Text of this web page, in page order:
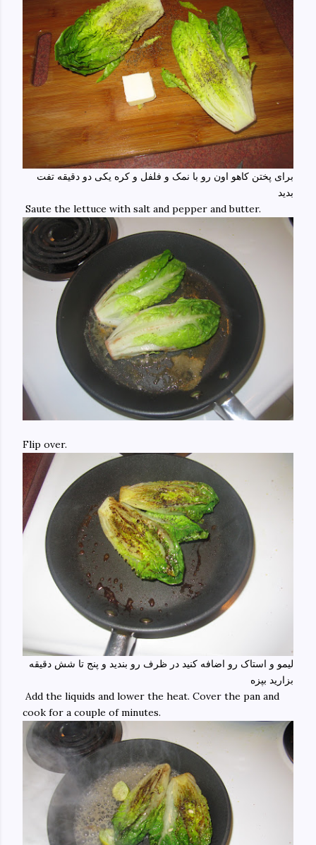
برای پختن کاهو اون رو با نمک و فلفل و کره یکی دو دقیقه تفت
بدید
Saute the lettuce with salt and pepper and butter.
Flip over.
لیمو و استاک رو اضافه کنید در ظرف رو بندید و پنج تا شش دقیقه
بزارید بپزه
Add the liquids and lower the heat. Cover the pan and
cook for a couple of minutes.